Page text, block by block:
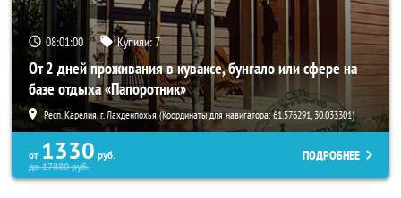
08:00:59 Купили:7
От 2 дней проживания в куваксе, бунгало или сфере на
базе отдыха «Папоротник»
Респ. Карелия, г. Лахденпохья (Координаты для навигатора: 61.576291, 30.033301)
от 1330 руб.
до17880руб.
ПОДРОБНЕЕ